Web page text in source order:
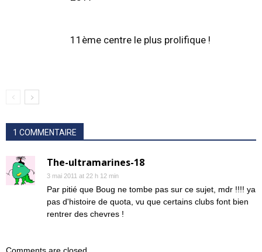
11ème centre le plus prolifique !
1 COMMENTAIRE
The-ultramarines-18
3 mai 2011 at 22 h 12 min
Par pitié que Boug ne tombe pas sur ce sujet, mdr !!!! ya
pas d'histoire de quota, vu que certains clubs font bien
rentrer des chevres !